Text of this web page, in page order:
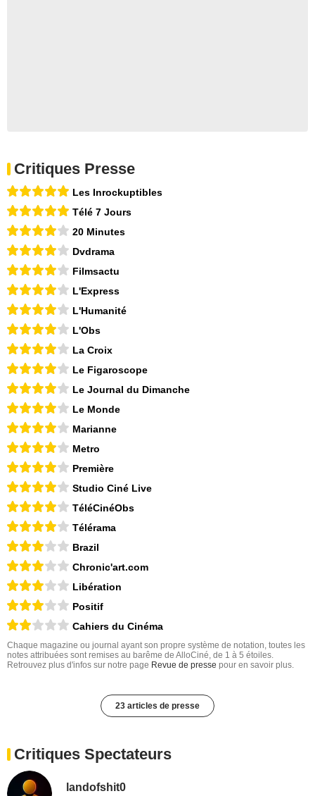
Critiques Presse
Les Inrockuptibles
Télé 7 Jours
20 Minutes
Dvdrama
Filmsactu
L'Express
L'Humanité
L'Obs
La Croix
Le Figaroscope
Le Journal du Dimanche
Le Monde
Marianne
Metro
Première
Studio Ciné Live
TéléCinéObs
Télérama
Brazil
Chronic'art.com
Libération
Positif
Cahiers du Cinéma
Chaque magazine ou journal ayant son propre système de notation, toutes les
notes attribuées sont remises au barême de AlloCiné, de 1 à 5 étoiles.
Retrouvez plus d'infos sur notre page Revue de presse pour en savoir plus.
23 articles de presse
Critiques Spectateurs
landofshit0